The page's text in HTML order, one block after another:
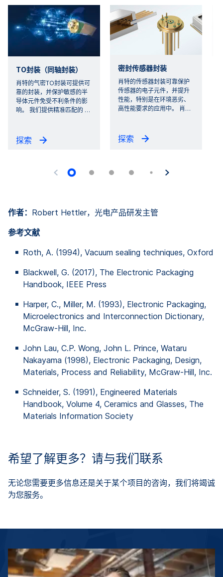
TO封装（同轴封装）
肖特的气密TO封装可提供可
靠的封装，并保护敏感的半
导体元件免受不利条件的影
响。 我们提供精准匹配的 …
探索
密封传感器封装
肖特的传感器封装可靠保护
传感器的电子元件，并提升
性能，特别是在环境恶劣、
高性能要求的应用中。 肖…
探索
作者： Robert Hettler，光电产品研发主管
参考文献
Roth, A. (1994), Vacuum sealing techniques, Oxford
Blackwell, G. (2017), The Electronic Packaging
Handbook, IEEE Press
Harper, C., Miller, M. (1993), Electronic Packaging,
Microelectronics and Interconnection Dictionary,
McGraw-Hill, Inc.
John Lau, C.P. Wong, John L. Prince, Wataru
Nakayama (1998), Electronic Packaging, Design,
Materials, Process and Reliability, McGraw-Hill, Inc.
Schneider, S. (1991), Engineered Materials
Handbook, Volume 4, Ceramics and Glasses, The
Materials Information Society
希望了解更多？请与我们联系
无论您需要更多信息还是关于某个项目的咨询，我们将竭诚
为您服务。